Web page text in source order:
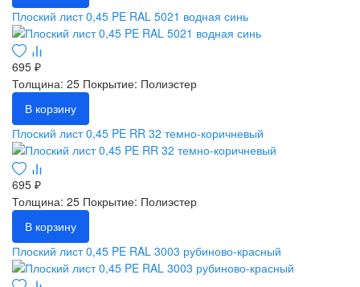
Плоский лист 0,45 PE RAL 5021 водная синь
695 ₽
Толщина: 25 Покрытие: Полиэстер
В корзину
Плоский лист 0,45 PE RR 32 темно-коричневый
695 ₽
Толщина: 25 Покрытие: Полиэстер
В корзину
Плоский лист 0,45 PE RAL 3003 рубиново-красный